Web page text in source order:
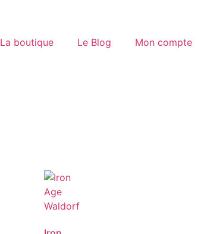
La boutique Le Blog Mon compte